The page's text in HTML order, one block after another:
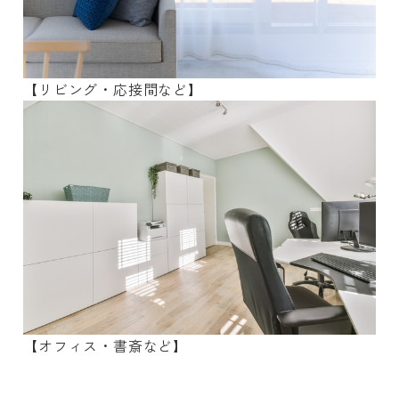
【リビング・応接間など】
【オフィス・書斎など】